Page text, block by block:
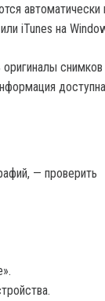
автоматически
iTunes на
оригиналы
— проверить